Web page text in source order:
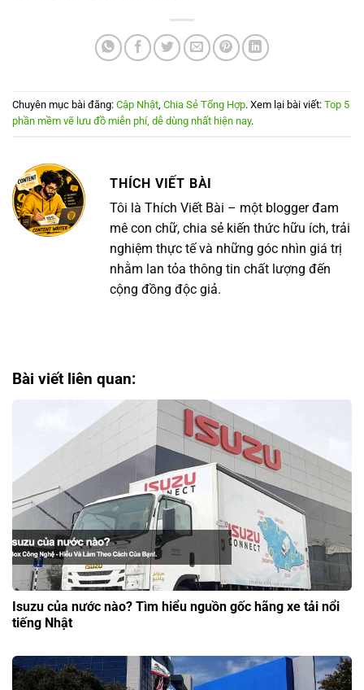
Chuyên mục bài đăng: Cập Nhật, Chia Sẻ Tổng Hợp. Xem lại bài viết: Top 5
phần mềm vẽ lưu đồ miễn phí, dễ dùng nhất hiện nay.
THÍCH VIẾT BÀI
Tôi là Thích Viết Bài – một blogger đam
mê con chữ, chia sẻ kiến thức hữu ích, trải
nghiệm thực tế và những góc nhìn giá trị
nhằm lan tỏa thông tin chất lượng đến
cộng đồng độc giả.
Bài viết liên quan:
Isuzu của nước nào? Tìm hiểu nguồn gốc hãng xe tải nổi
tiếng Nhật